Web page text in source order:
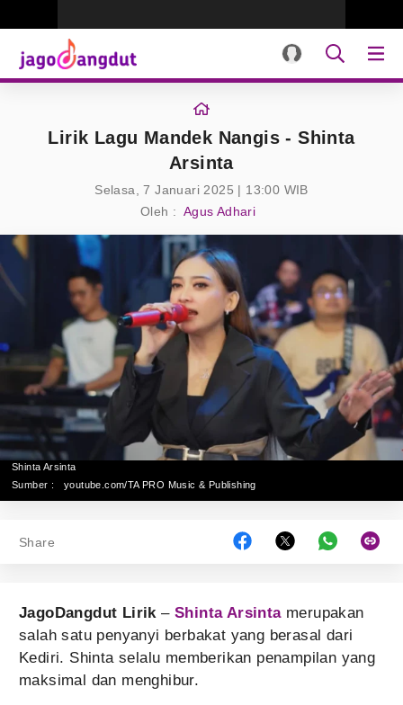
Lirik Lagu Mandek Nangis - Shinta
Arsinta
Selasa, 7 Januari 2025 | 13:00 WIB
Oleh : Agus Adhari
Shinta Arsinta
Sumber :
youtube.com/TA PRO Music & Publishing
Share
JagoDangdut Lirik–Shinta Arsintamerupakan
salah satu penyanyi berbakat yang berasal dari
Kediri. Shinta selalu memberikan penampilan yang
maksimal dan menghibur.